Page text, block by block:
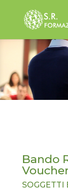
Bando
SOGGETTI